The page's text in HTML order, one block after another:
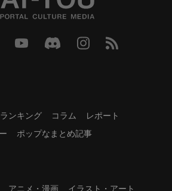
ランキング コラム
レポート
ポップなまとめ記事
アニメ・漫画
イラスト・アート